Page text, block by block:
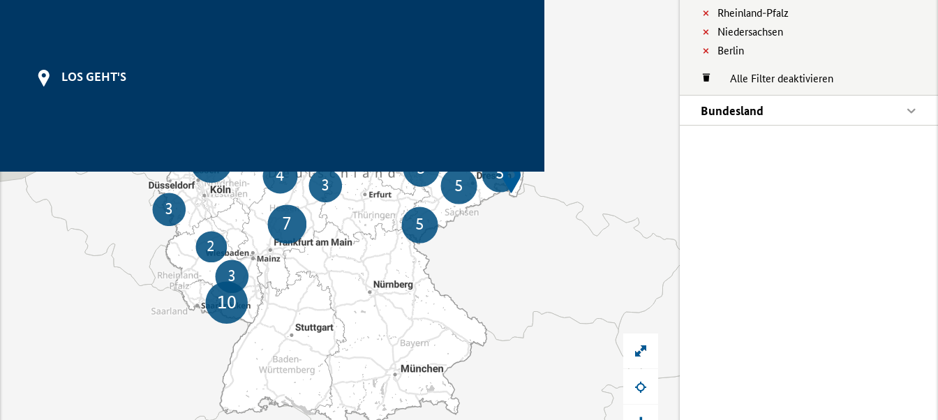
Rheinland-Pfalz
Niedersachsen
Berlin
Alle Filter deaktivieren
Bundesland
LOS GEHT'S